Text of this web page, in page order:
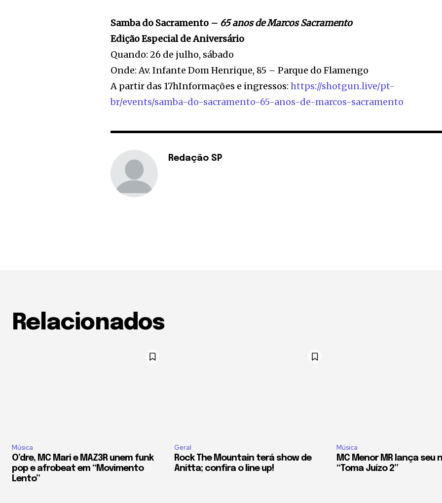
Samba do Sacramento – 65 anos de Marcos Sacramento
Edição Especial de Aniversário
Quando: 26 de julho, sábado
Onde: Av. Infante Dom Henrique, 85 – Parque do Flamengo
A partir das 17hInformações e ingressos:https://shotgun.live/pt-
br/events/samba-do-sacramento-65-anos-de-marcos-sacramento
Redação SP
Relacionados
Música
O’dre, MC Mari e MAZ3R unem funk
pop e afrobeat em “Movimento
Lento”
Geral
Rock The Mountain terá show de
Anitta; confira o line up!
Música
MC Menor MR lança seu
“Toma Juízo 2”